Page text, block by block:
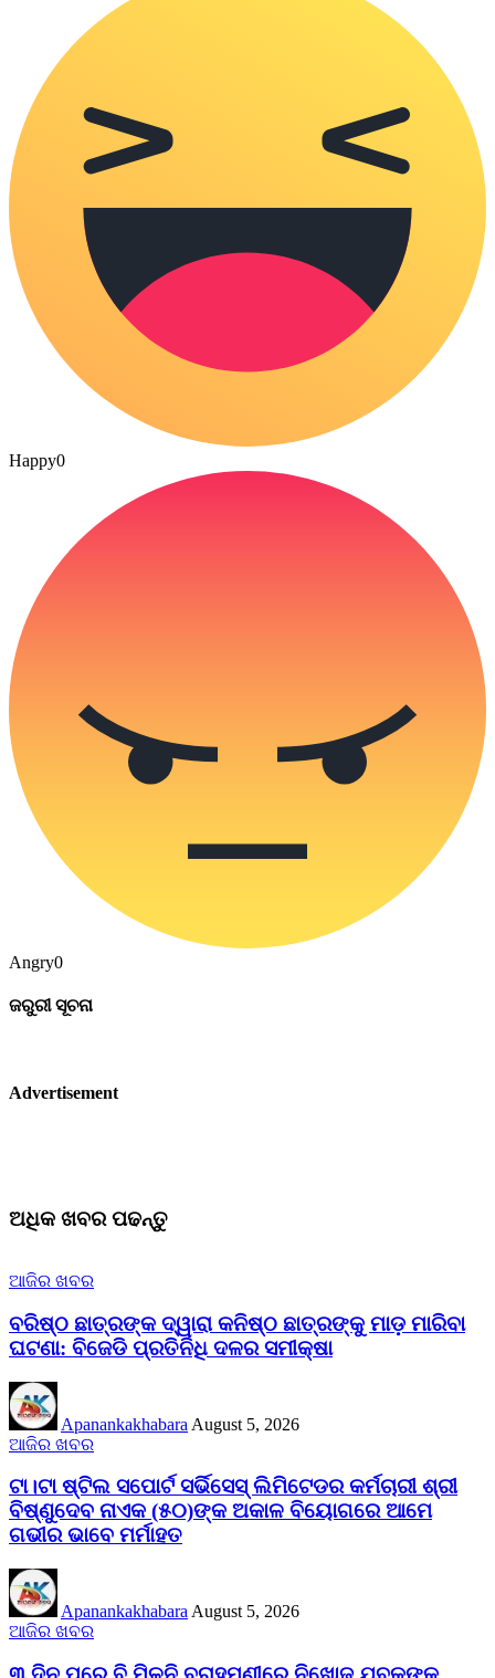
Happy0
Angry0
ଜରୁରୀ ସୂଚନା
Advertisement
ଅଧିକ ଖବର ପଢନ୍ତୁ
ଆଜିର ଖବର
ବରିଷ୍ଠ ଛାତ୍ରଙ୍କ ଦ୍ୱାରା କନିଷ୍ଠ ଛାତ୍ରଙ୍କୁ ମାଡ଼ ମାରିବା
ଘଟଣା: ବିଜେଡି ପ୍ରତିନିଧି ଦଳର ସମୀକ୍ଷା
Apanankakhabara August 5, 2026
ଆଜିର ଖବର
ଟା।ଟା ଷ୍ଟିଲ ସପୋର୍ଟ ସର୍ଭିସେସ୍ ଲିମିଟେଡର କର୍ମଚାରୀ ଶ୍ରୀ
ବିଷ୍ଣୁଦେବ ନାଏକ (୫୦)ଙ୍କ ଅକାଳ ବିୟୋଗରେ ଆମେ
ଗଭୀର ଭାବେ ମର୍ମାହତ
Apanankakhabara August 5, 2026
ଆଜିର ଖବର